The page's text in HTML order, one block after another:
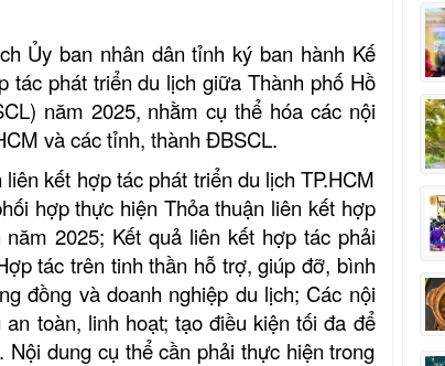
Ủy ban nhân dân tỉnh ký ban hành Kế
tác phát triển du lịch giữa Thành phố Hồ
năm 2025, nhằm cụ thể hóa các nội
và các tỉnh, thành ĐBSCL.
kết hợp tác phát triển du lịch TP.HCM
hợp thực hiện Thỏa thuận liên kết hợp
2025; Kết quả liên kết hợp tác phải
tác trên tinh thần hỗ trợ, giúp đỡ, bình
đồng và doanh nghiệp du lịch; Các nội
toàn, linh hoạt; tạo điều kiện tối đa để
dung cụ thể cần phải thực hiện trong